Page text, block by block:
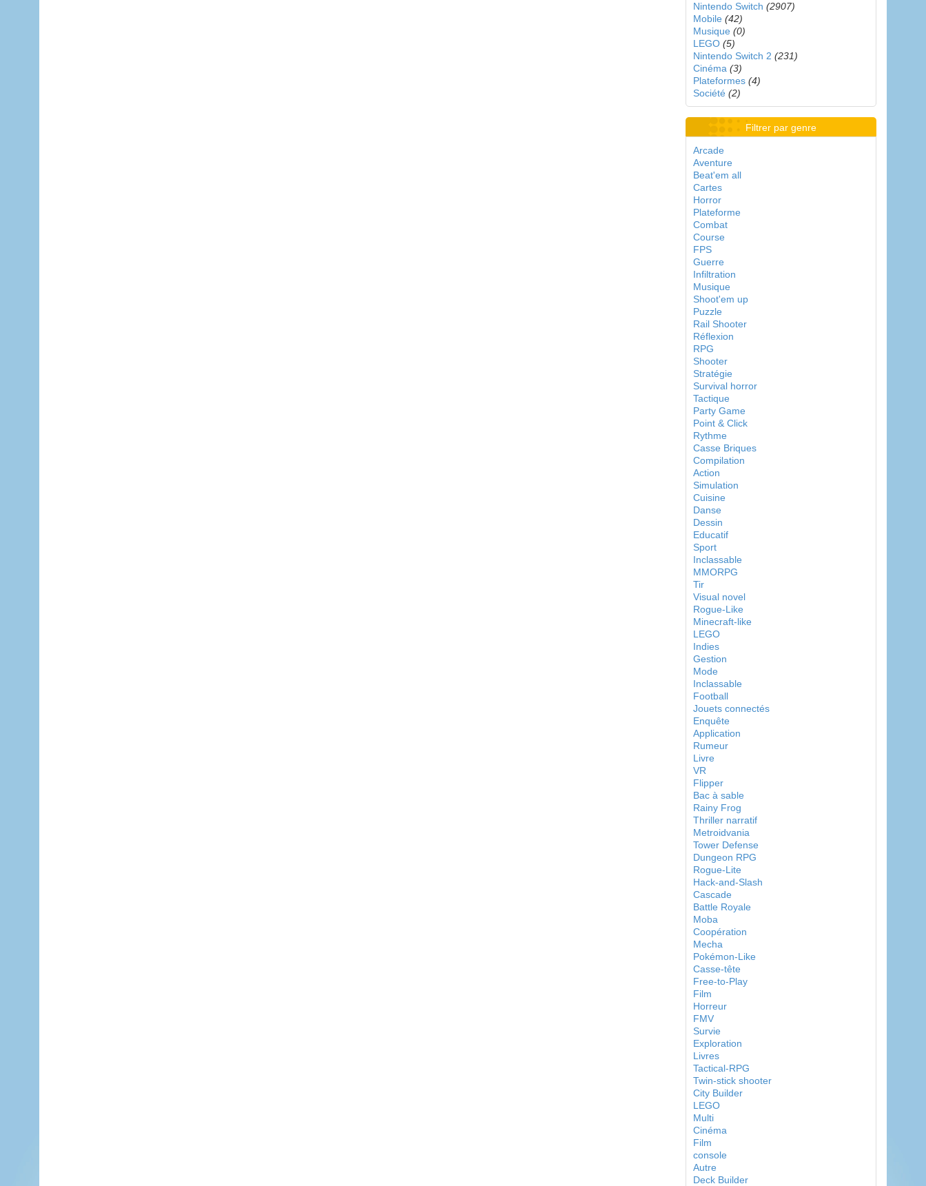
Nintendo Switch (2907)
Mobile (42)
Musique (0)
LEGO (5)
Nintendo Switch 2 (231)
Cinéma (3)
Plateformes (4)
Société (2)
Filtrer par genre
Arcade
Aventure
Beat'em all
Cartes
Horror
Plateforme
Combat
Course
FPS
Guerre
Infiltration
Musique
Shoot'em up
Puzzle
Rail Shooter
Réflexion
RPG
Shooter
Stratégie
Survival horror
Tactique
Party Game
Point & Click
Rythme
Casse Briques
Compilation
Action
Simulation
Cuisine
Danse
Dessin
Educatif
Sport
Inclassable
MMORPG
Tir
Visual novel
Rogue-Like
Minecraft-like
LEGO
Indies
Gestion
Mode
Inclassable
Football
Jouets connectés
Enquête
Application
Rumeur
Livre
VR
Flipper
Bac à sable
Rainy Frog
Thriller narratif
Metroidvania
Tower Defense
Dungeon RPG
Rogue-Lite
Hack-and-Slash
Cascade
Battle Royale
Moba
Coopération
Mecha
Pokémon-Like
Casse-tête
Free-to-Play
Film
Horreur
FMV
Survie
Exploration
Livres
Tactical-RPG
Twin-stick shooter
City Builder
LEGO
Multi
Cinéma
Film
console
Autre
Deck Builder